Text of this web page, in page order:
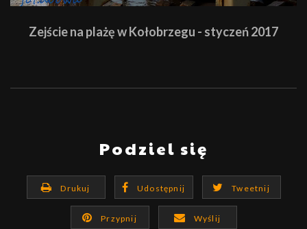
Zejście na plażę w Kołobrzegu - styczeń 2017
Podziel się
Drukuj Udostępnij Tweetnij
Przypnij Wyślij